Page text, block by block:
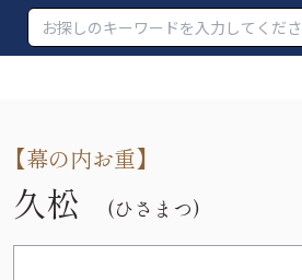
【幕の内お重】
久松 (ひさまつ)